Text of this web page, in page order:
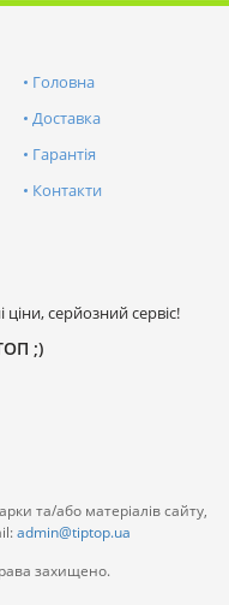
Головна
Доставка
Гарантія
Контакти
серйозний сервіс!
;)
та/або матеріалів сайту,
admin@tiptop.ua
захищено.